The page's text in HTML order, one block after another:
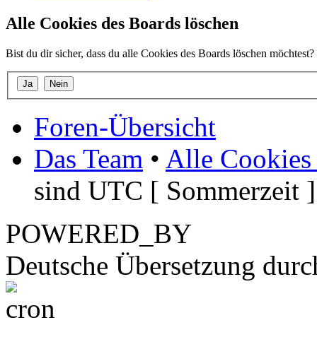
Alle Cookies des Boards löschen
Bist du dir sicher, dass du alle Cookies des Boards löschen möchtest?
Foren-Übersicht
Das Team • Alle Cookies
sind UTC [ Sommerzeit ]
POWERED_BY
Deutsche Übersetzung